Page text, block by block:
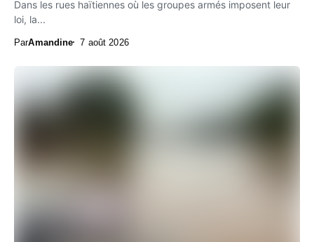
Dans les rues haïtiennes où les groupes armés imposent leur
loi, la...
ParAmandine 7 août 2026